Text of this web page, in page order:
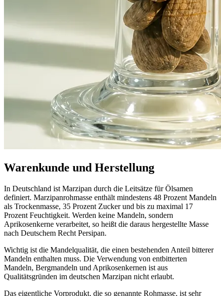
Warenkunde und Herstellung
In Deutschland ist Marzipan durch die Leitsätze für Ölsamen
definiert. Marzipanrohmasse enthält mindestens 48 Prozent Mandeln
als Trockenmasse, 35 Prozent Zucker und bis zu maximal 17
Prozent Feuchtigkeit. Werden keine Mandeln, sondern
Aprikosenkerne verarbeitet, so heißt die daraus hergestellte Masse
nach Deutschem Recht Persipan.
Wichtig ist die Mandelqualität, die einen bestehenden Anteil bitterer
Mandeln enthalten muss. Die Verwendung von entbitterten
Mandeln, Bergmandeln und Aprikosenkernen ist aus
Qualitätsgründen im deutschen Marzipan nicht erlaubt.
Das eigentliche Vorprodukt, die so genannte Rohmasse, ist sehr